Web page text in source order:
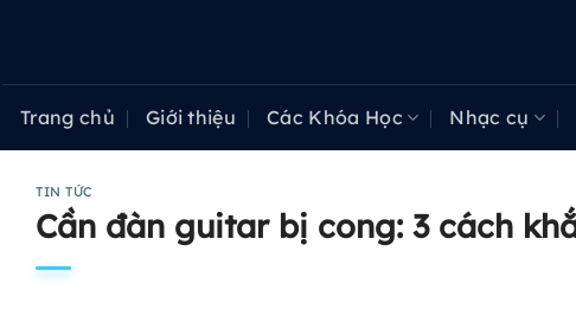
Trang chủ Giới thiệu Các Khóa Học Nhạc cụ
TIN TỨC
Cần đàn guitar bị cong: 3 cách